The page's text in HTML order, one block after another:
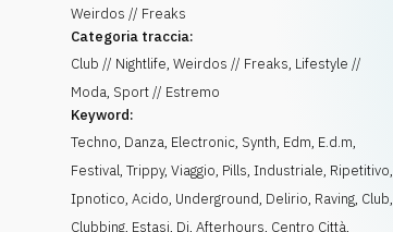
Weirdos // Freaks
Categoria traccia:
Club // Nightlife, Weirdos // Freaks, Lifestyle //
Moda, Sport // Estremo
Keyword:
Techno, Danza, Electronic, Synth, Edm, E.d.m,
Festival,Trippy,Viaggio, Pills,Industriale, Ripetitivo,
Ipnotico,Acido, Underground, Delirio, Raving, Club,
Clubbing, Estasi, Dj,Afterhours, Centro Città,